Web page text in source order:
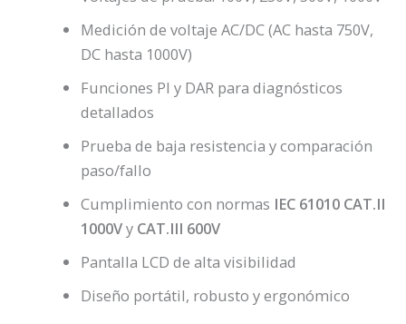
Medición de voltaje AC/DC (AC hasta 750V,
DC hasta 1000V)
Funciones PI y DAR para diagnósticos
detallados
Prueba de baja resistencia y comparación
paso/fallo
Cumplimiento con normas IEC 61010 CAT.II
1000Vy CAT.III 600V
Pantalla LCD de alta visibilidad
Diseño portátil, robusto y ergonómico